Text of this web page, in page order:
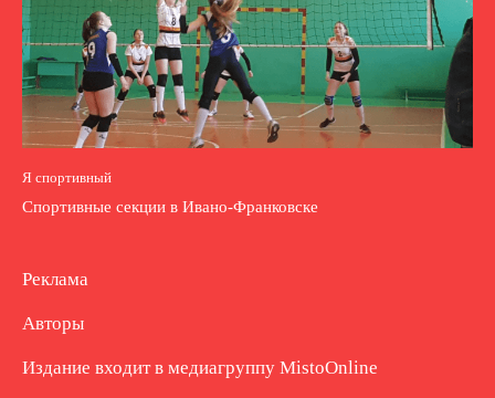
Я спортивный
Спортивные секции в Ивано-Франковске
Реклама
Авторы
Издание входит в медиагруппу MistoOnline